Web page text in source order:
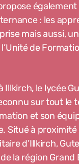
également
: les
mais aussi,
de
Illkirch, le lycée
sur tout le
et son
Situé à
d’Illkirch,
la région Grand